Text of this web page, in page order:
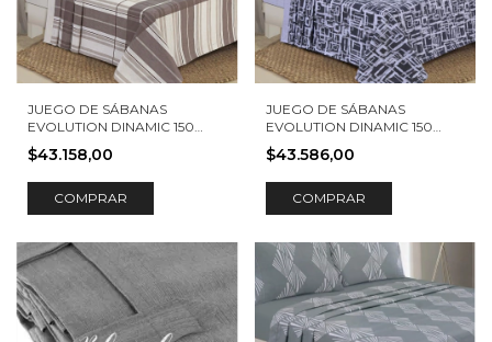
JUEGO DE SÁBANAS
EVOLUTION DINAMIC 150
HILOS BERLIN
$43.158,00
COMPRAR
JUEGO DE SÁBANAS
EVOLUTION DINAMIC 150
HILOS PARÍS
$43.586,00
COMPRAR